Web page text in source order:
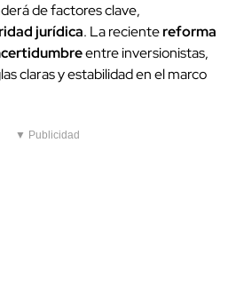
de factores clave,
jurídica. La recientereforma
entre inversionistas,
claras y estabilidad en el marco
▼ Publicidad